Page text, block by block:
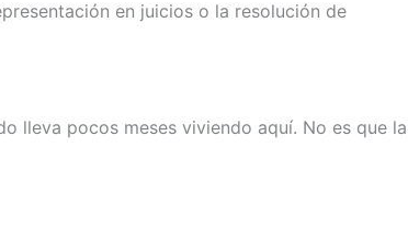
en juicios o la resolución de
lleva pocos meses viviendo aquí. No es que la